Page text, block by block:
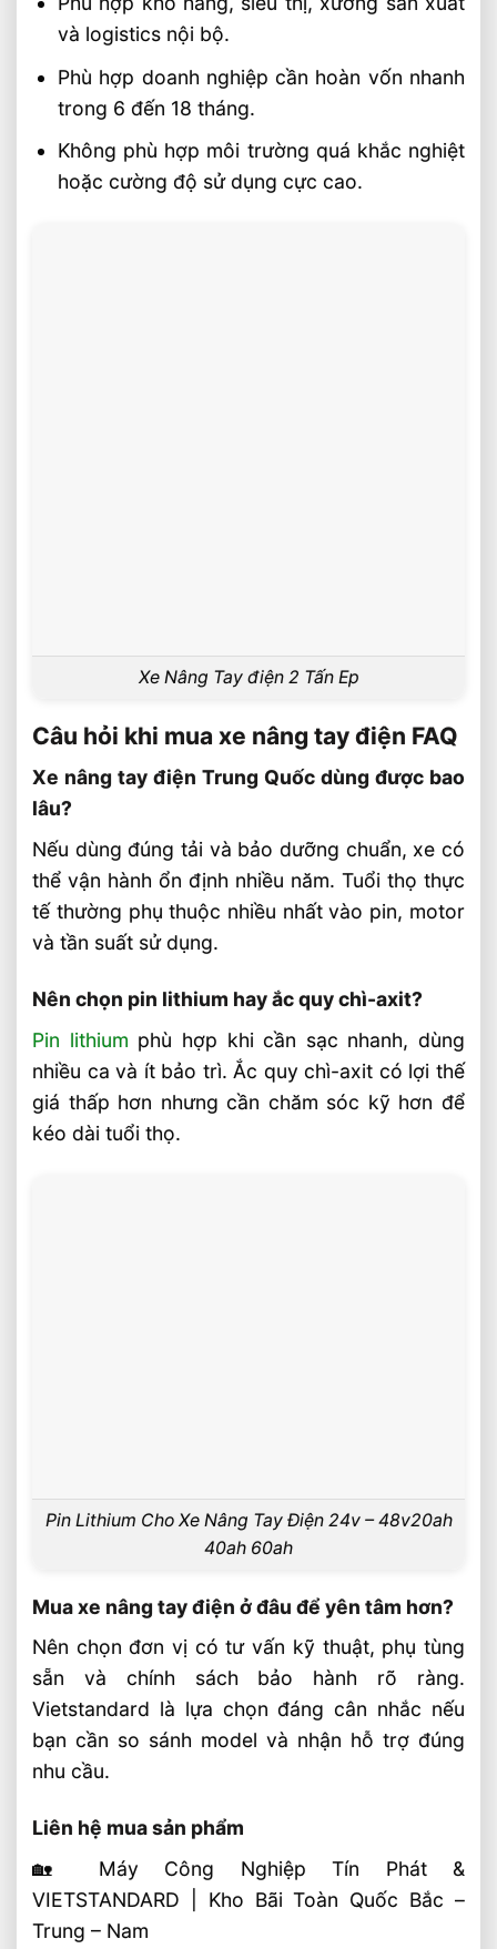
và logistics nội bộ.
Phù hợp doanh nghiệp cần hoàn vốn nhanh
trong 6 đến 18 tháng.
Không phù hợp môi trường quá khắc nghiệt
hoặc cường độ sử dụng cực cao.
Xe Nâng Tay điện 2 Tấn Ep
Câu hỏi khi mua xe nâng tay điện FAQ
Xe nâng tay điện Trung Quốc dùng được bao
lâu?
Nếu dùng đúng tải và bảo dưỡng chuẩn, xe có
thể vận hành ổn định nhiều năm. Tuổi thọ thực
tế thường phụ thuộc nhiều nhất vào pin, motor
và tần suất sử dụng.
Nên chọn pin lithium hay ắc quy chì-axit?
Pin lithium phù hợp khi cần sạc nhanh, dùng
nhiều ca và ít bảo trì. Ắc quy chì-axit có lợi thế
giá thấp hơn nhưng cần chăm sóc kỹ hơn để
kéo dài tuổi thọ.
Pin Lithium Cho Xe Nâng Tay Điện 24v – 48v20ah
40ah 60ah
Mua xe nâng tay điện ở đâu để yên tâm hơn?
Nên chọn đơn vị có tư vấn kỹ thuật, phụ tùng
sẵn và chính sách bảo hành rõ ràng.
Vietstandard là lựa chọn đáng cân nhắc nếu
bạn cần so sánh model và nhận hỗ trợ đúng
nhu cầu.
Liên hệ mua sản phẩm
🏡 Máy Công Nghiệp Tín Phát &
VIETSTANDARD | Kho Bãi Toàn Quốc Bắc –
Trung – Nam